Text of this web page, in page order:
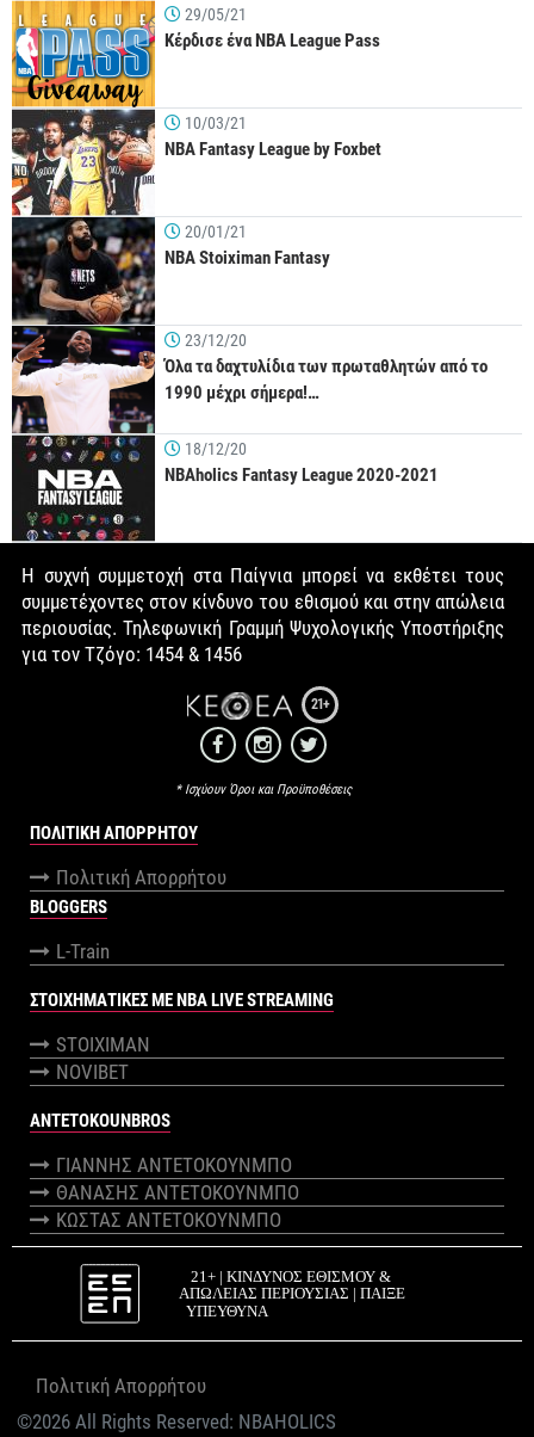
29/05/21
Κέρδισε ένα NBA League Pass
10/03/21
NBA Fantasy League by Foxbet
20/01/21
NBA Stoiximan Fantasy
23/12/20
Όλα τα δαχτυλίδια των πρωταθλητών από το
1990 μέχρι σήμερα!…
18/12/20
NBAholics Fantasy League 2020-2021
Η συχνή συμμετοχή στα Παίγνια μπορεί να εκθέτει τους
συμμετέχοντες στον κίνδυνο του εθισμού και στην απώλεια
περιουσίας. Τηλεφωνική Γραμμή Ψυχολογικής Υποστήριξης
για τον Τζόγο: 1454 & 1456
21+
* Ισχύουν Όροι και Προϋποθέσεις
ΠΟΛΙΤΙΚΉ ΑΠΟΡΡΉΤΟΥ
Πολιτική Απορρήτου
BLOGGERS
L-Train
ΣΤΟΙΧΗΜΑΤΙΚΕΣ ΜΕ NBA LIVE STREAMING
STOIXIMAN
NOVIBET
ANTETOKOUNBROS
ΓΙΑΝΝΗΣ ΑΝΤΕΤΟΚΟΥΝΜΠΟ
ΘΑΝΑΣΗΣ ΑΝΤΕΤΟΚΟΥΝΜΠΟ
ΚΩΣΤΑΣ ΑΝΤΕΤΟΚΟΥΝΜΠΟ
©2026 All Rights Reserved: NBAHOLICS
Πολιτική Απορρήτου